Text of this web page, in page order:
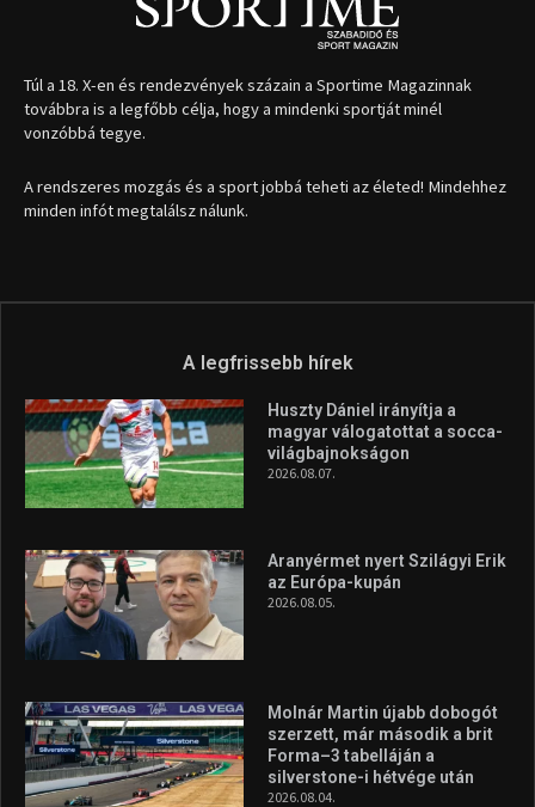
Túl a 18. X-en és rendezvények százain a Sportime Magazinnak
továbbra is a legfőbb célja, hogy a mindenki sportját minél
vonzóbbá tegye.
A rendszeres mozgás és a sport jobbá teheti az életed! Mindehhez
minden infót megtalálsz nálunk.
A legfrissebb hírek
Huszty Dániel irányítja a
magyar válogatottat a socca-
világbajnokságon
2026.08.07.
Aranyérmet nyert Szilágyi Erik
az Európa-kupán
2026.08.05.
Molnár Martin újabb dobogót
szerzett, már második a brit
Forma–3 tabelláján a
silverstone-i hétvége után
2026.08.04.